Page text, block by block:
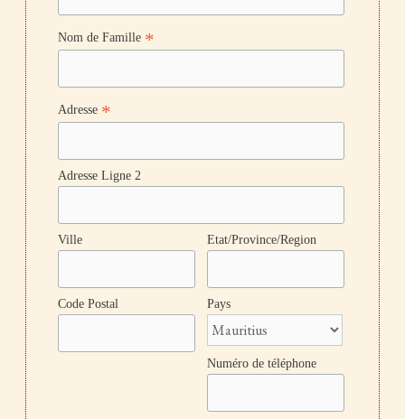
Nom de Famille *
Adresse *
Adresse Ligne 2
Ville Etat/Province/Region
Code Postal Pays
Numéro de téléphone